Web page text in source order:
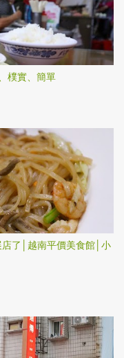
樸實、簡單
了│越南平價美食館│小